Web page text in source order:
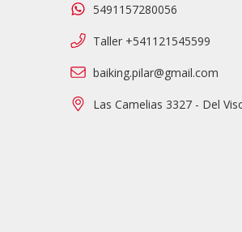
5491157280056
Taller +541121545599
baiking.pilar@gmail.com
Las Camelias 3327 - Del